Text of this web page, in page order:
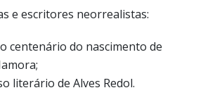
e escritores neorrealistas:
centenário do nascimento de
literário de Alves Redol.